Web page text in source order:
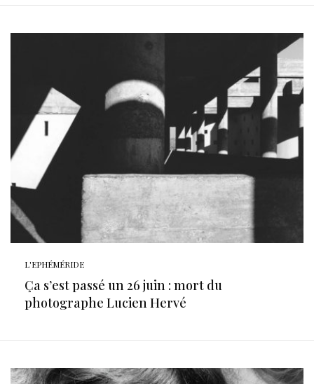
L'EPHÉMÉRIDE
Ça s’est passé un 26 juin : mort du
photographe Lucien Hervé